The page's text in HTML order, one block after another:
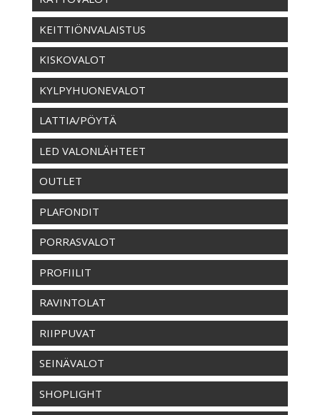
KEITTIÖNVALAISTUS
KISKOVALOT
KYLPYHUONEVALOT
LATTIA/PÖYTÄ
LED VALONLÄHTEET
OUTLET
PLAFONDIT
PORRASVALOT
PROFIILIT
RAVINTOLAT
RIIPPUVAT
SEINÄVALOT
SHOPLIGHT